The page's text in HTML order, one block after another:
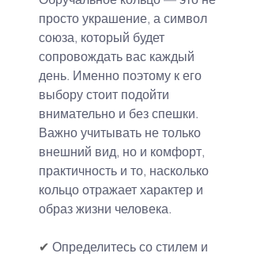
просто украшение, а символ
союза, который будет
сопровождать вас каждый
день. Именно поэтому к его
выбору стоит подойти
внимательно и без спешки.
Важно учитывать не только
внешний вид, но и комфорт,
практичность и то, насколько
кольцо отражает характер и
образ жизни человека.
✔ Определитесь со стилем и